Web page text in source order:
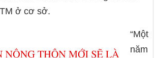
ở cơ sở.
“Một
năm